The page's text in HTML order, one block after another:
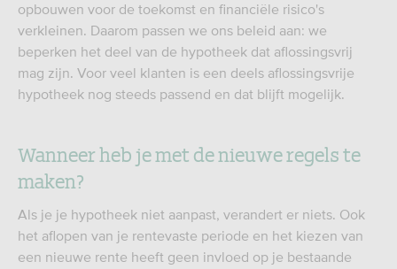
opbouwen voor de toekomst en financiële risico's
verkleinen. Daarom passen we ons beleid aan: we
beperken het deel van de hypotheek dat aflossingsvrij
mag zijn. Voor veel klanten is een deels aflossingsvrije
hypotheek nog steeds passend en dat blijft mogelijk.
Wanneer heb je met de nieuwe regels te
maken?
Als je je hypotheek niet aanpast, verandert er niets. Ook
het aflopen van je rentevaste periode en het kiezen van
een nieuwe rente heeft geen invloed op je bestaande